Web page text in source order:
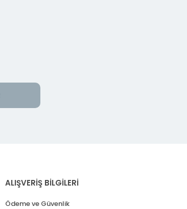
ALIŞVERİŞ BİLGİLERİ
Ödeme ve Güvenlik